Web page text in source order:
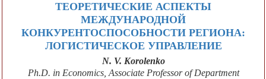
ТЕОРЕТИЧЕСКИЕ АСПЕКТЫ
МЕЖДУНАРОДНОЙ
КОНКУРЕНТОСПОСОБНОСТИ РЕГИОНА:
ЛОГИСТИЧЕСКОЕ УПРАВЛЕНИЕ
N. V. Korolenko
Ph.D. in Еconomics, Associate Professor of Department